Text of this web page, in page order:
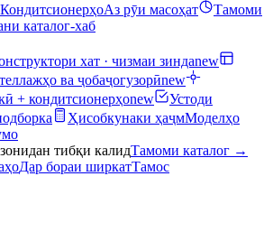
КондитсионерҳоАз рӯи масоҳат
Тамоми
каталог-хаб
хат · чизмаи зиндаnew
ва ҷобаҷогузорӣnew
+ кондитсионерҳоnew
Устоди
Ҳисобкунаки ҳаҷмМоделҳо
тибқи калидТамоми каталог →
Дар бораи ширкатТамос